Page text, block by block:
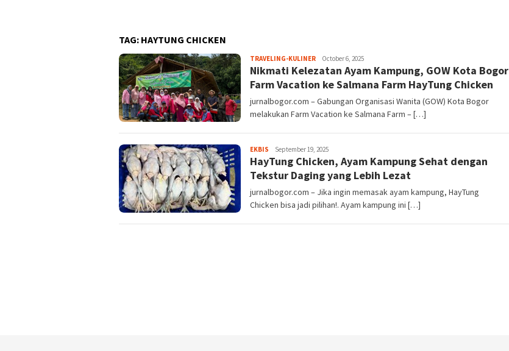
TAG: HAYTUNG CHICKEN
TRAVELING-KULINERSayyev
October 6, 2025
Nikmati Kelezatan Ayam Kampung, GOW Kota Bogor
Farm Vacation ke Salmana Farm HayTung Chicken
jurnalbogor.com – Gabungan Organisasi Wanita (GOW) Kota Bogor
melakukan Farm Vacation ke Salmana Farm – […]
EKBIS Sayyev
September 19, 2025
HayTung Chicken, Ayam Kampung Sehat dengan
Tekstur Daging yang Lebih Lezat
jurnalbogor.com – Jika ingin memasak ayam kampung, HayTung
Chicken bisa jadi pilihan!. Ayam kampung ini […]